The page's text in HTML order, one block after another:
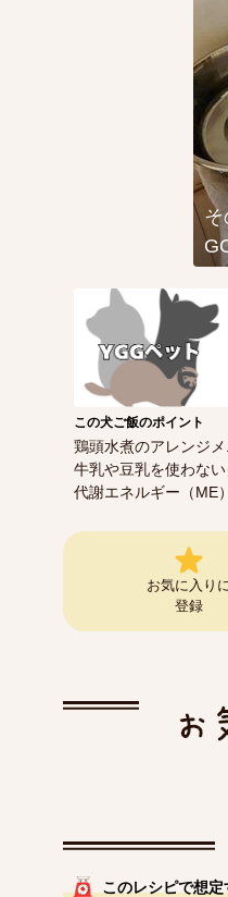
この犬ご飯のポイント
鶏頭水煮のアレンジメ
牛乳や豆乳を使わな
代謝エネルギー（ME
お気に入り
登録
このレシピで想